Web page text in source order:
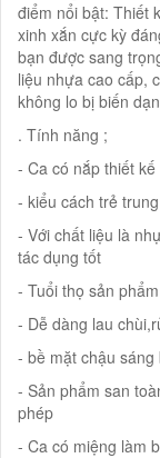
điểm nổi bật: Thiết
xinh xắn cực kỳ
bạn được sang
liệu nhựa cao cấp,
không lo bị biến
. Tính năng ;
- Ca có nắp thiết
- kiểu cách trẻ
- Với chất liệu là
tác dụng tốt
- Tuổi thọ sản
- Dễ dàng lau
- bề mặt chậu
- Sản phẩm san
phép
- Ca có miệng làm